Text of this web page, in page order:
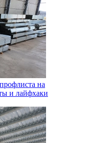
на
и лайфхаки